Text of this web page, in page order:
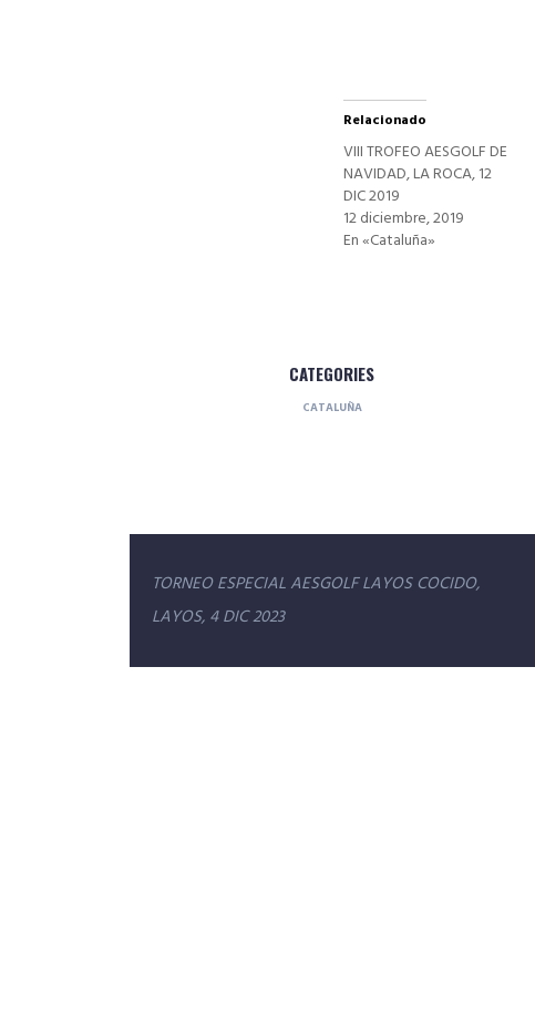
Relacionado
VIII TROFEO AESGOLF DE
NAVIDAD, LA ROCA, 12
DIC 2019
12 diciembre, 2019
En «Cataluña»
CATEGORIES
CATALUÑA
Navegación
de
entradas
TORNEO ESPECIAL AESGOLF LAYOS COCIDO,
LAYOS, 4 DIC 2023